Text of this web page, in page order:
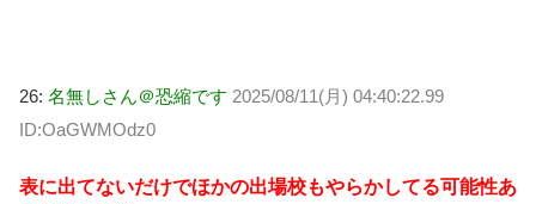
26: 名無しさん＠恐縮です 2025/08/11(月) 04:40:22.99
ID:OaGWMOdz0
表に出てないだけでほかの出場校もやらかしてる可能性あ